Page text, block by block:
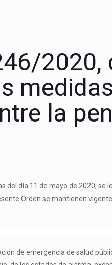
2020,
la
del día 11 de mayo de 2020,
Orden se mantienen
de emergencia de salud